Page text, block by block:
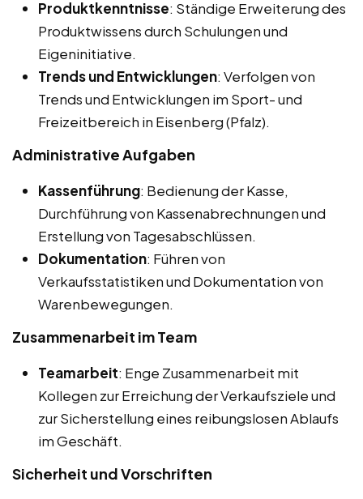
Produktkenntnisse: Ständige Erweiterung des
Produktwissens durch Schulungen und
Eigeninitiative.
Trends und Entwicklungen: Verfolgen von
Trends und Entwicklungen im Sport- und
Freizeitbereich in Eisenberg (Pfalz).
Administrative Aufgaben
Kassenführung: Bedienung der Kasse,
Durchführung von Kassenabrechnungen und
Erstellung von Tagesabschlüssen.
Dokumentation: Führen von
Verkaufsstatistiken und Dokumentation von
Warenbewegungen.
Zusammenarbeit im Team
Teamarbeit: Enge Zusammenarbeit mit
Kollegen zur Erreichung der Verkaufsziele und
zur Sicherstellung eines reibungslosen Ablaufs
im Geschäft.
Sicherheit und Vorschriften